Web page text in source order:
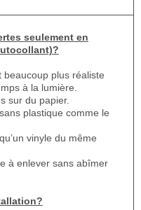
seulement en
plus réaliste
à la lumière.
sur du papier.
plastique comme le
vinyle du même
à enlever sans abîmer